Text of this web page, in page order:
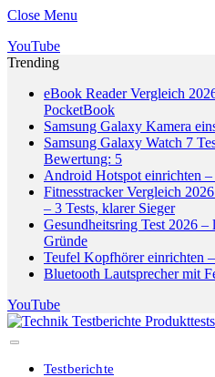
Close Menu
YouTube
Trending
eBook Reader Vergleich
PocketBook
Samsung Galaxy Kamera
Samsung Galaxy Watch 7
Bewertung: 5
Android Hotspot einrichten
Fitnesstracker Vergleich
– 3 Tests, klarer Sieger
Gesundheitsring Test 2026
Gründe
Teufel Kopfhörer einrichten
Bluetooth Lautsprecher mit
YouTube
Testberichte